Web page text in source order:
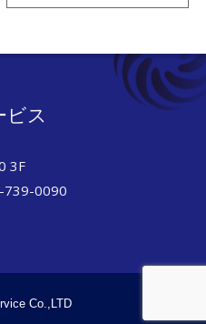
ビス
3F
0090
Co.,LTD